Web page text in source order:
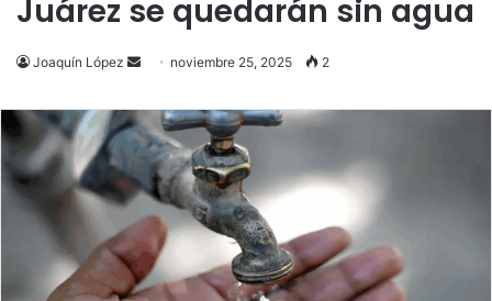
Juárez se quedarán sin agua
Joaquín López
Send
email
noviembre 25, 2025 2